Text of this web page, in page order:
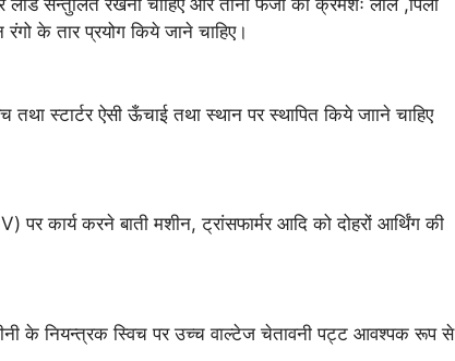
सन्तुलित रखना चाहिए और तीनो फेजो को क्रमशः लाल ,पिला
रंगो के तार प्रयोग किये जाने चाहिए।
स्टार्टर ऐसी ऊँचाई तथा स्थान पर स्थापित किये जााने चाहिए
कार्य करने बाती मशीन, ट्रांसफार्मर आदि को दोहरों आर्थिंग की
के नियन्त्रक स्विच पर उच्च वाल्टेज चेतावनी पट्ट आवश्पक रूप से